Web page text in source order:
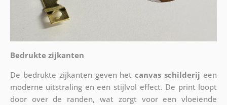
Bedrukte zijkanten
De bedrukte zijkanten geven hetcanvas schilderij een
moderne uitstraling en een stijlvol effect. De print loopt
door over de randen, wat zorgt voor een vloeiende